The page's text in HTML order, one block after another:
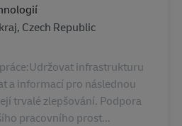
Czech Republic
infrastrukturu
a informací pro následnou
trvalé zlepšování. Podpora
pracovního prost...